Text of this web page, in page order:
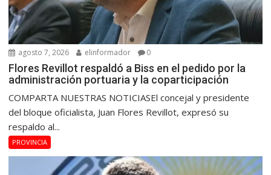
agosto 7, 2026 elinformador 0
Flores Revillot respaldó a Biss en el pedido por la
administración portuaria y la coparticipación
COMPARTA NUESTRAS NOTICIASEl concejal y presidente
del bloque oficialista, Juan Flores Revillot, expresó su
respaldo al...
PROVINCIA